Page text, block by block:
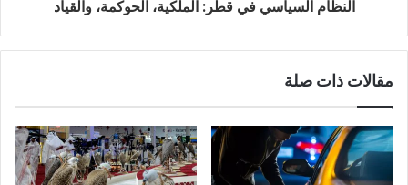
النظام السياسي في قطر: الملكية، الحوكمة، والقياد
مقالات ذات صلة